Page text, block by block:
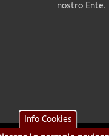
nostro Ente.
Info Cookies